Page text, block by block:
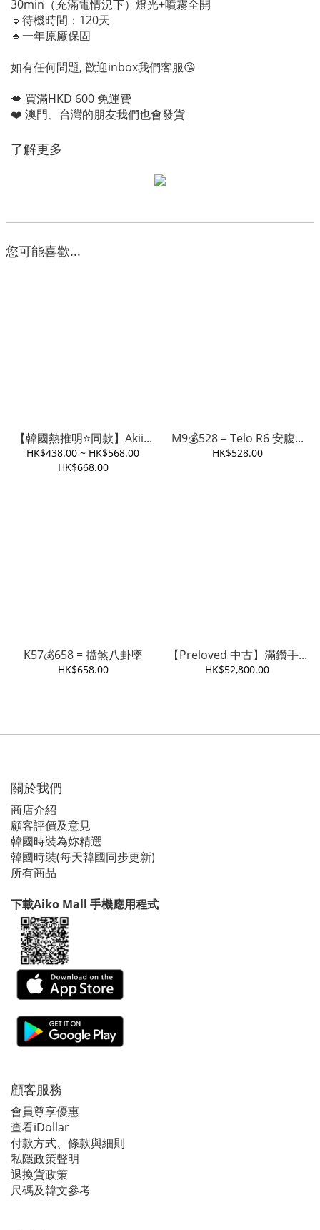
30min（充滿電情況下）燈光+噴霧全開
🔹待機時間：120天
🔹一年原廠保固
如有任何問題, 歡迎inbox我們客服😘
💋 買滿HKD 600 免運費
❤️ 澳門、台灣的朋友我們也會發貨
了解更多
您可能喜歡...
【韓國熱推明⭐️同款】Akii...
HK$438.00 ~ HK$568.00
HK$668.00
M9💰528 = Telo R6 安腹...
HK$528.00
K57💰658 = 擋煞八卦墜
HK$658.00
【Preloved 中古】滿鑽手...
HK$52,800.00
關於我們
商店介紹
顧客評價及意見
韓國時裝為妳精選
韓國時裝(每天韓國同步更新)
所有商品
下載Aiko Mall 手機應用程式
顧客服務
會員尊享優惠
查看iDollar
付款方式、條款與細則
私隱政策聲明
退換貨政策
尺碼及韓文參考